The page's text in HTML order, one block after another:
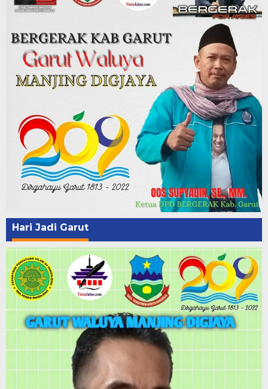
Hari Jadi Garut